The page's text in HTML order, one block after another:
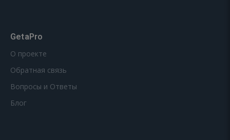
GetaPro
О проекте
Обратная связь
Вопросы и Ответы
Блог